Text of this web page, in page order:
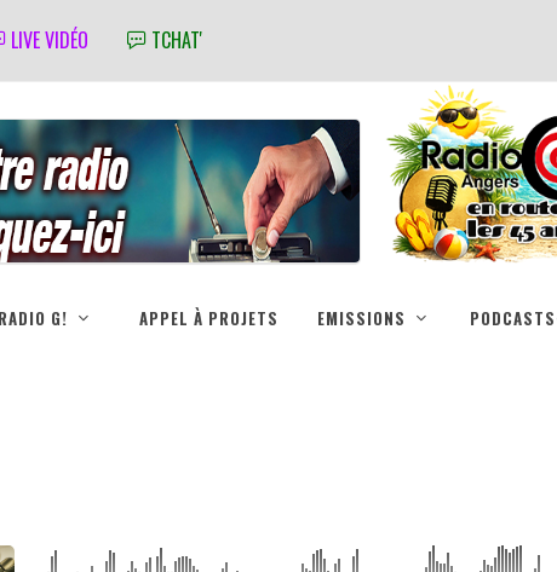
LIVE VIDÉO TCHAT'
RADIO G! APPEL À PROJETS EMISSIONS